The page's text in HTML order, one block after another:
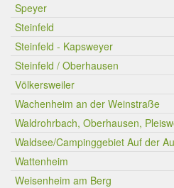
Speyer
Steinfeld
Steinfeld - Kapsweyer
Steinfeld / Oberhausen
Völkersweiler
Wachenheim an der Weinstraße
Waldrohrbach, Oberhausen,
Waldsee/Campinggebiet Auf der Au
Wattenheim
Weisenheim am Berg